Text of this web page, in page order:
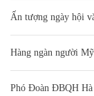
Ấn tượng ngày hội
Hàng ngàn người
Phó Đoàn ĐBQH